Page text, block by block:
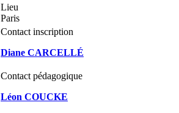
Lieu
Paris
Contact inscription
Diane CARCELLÉ
Contact pédagogique
Léon COUCKE